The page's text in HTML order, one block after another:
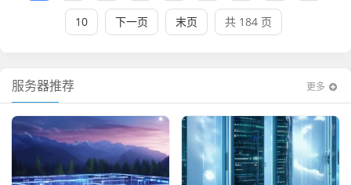
10 下一页 末页 共 184 页
服务器推荐 更多